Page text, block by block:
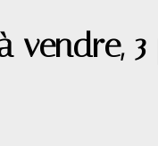
vendre,